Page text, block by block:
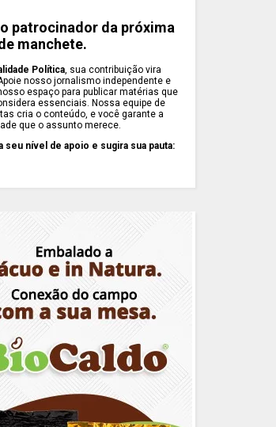
patrocinador da próxima
manchete.
Política, sua contribuição vira
nosso jornalismo independente e
espaço para publicar matérias que
essenciais. Nossa equipe de
cria o conteúdo, e você garante a
que o assunto merece.
seu nível de apoio e sugira sua pauta: